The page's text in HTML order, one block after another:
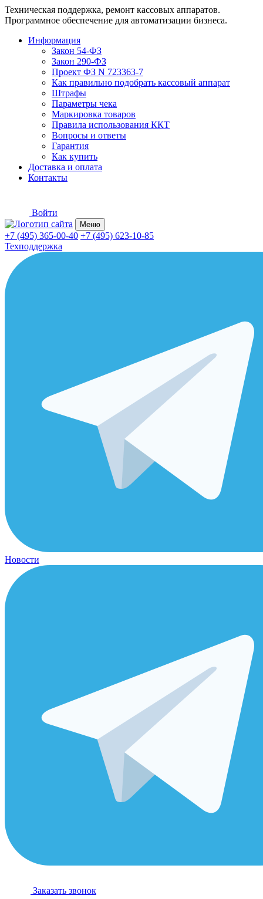
Техническая поддержка, ремонт кассовых аппаратов.
Программное обеспечение для автоматизации бизнеса.
Информация
Закон 54-ФЗ
Закон 290-ФЗ
Проект ФЗ N 723363-7
Как правильно подобрать кассовый аппарат
Штрафы
Параметры чека
Маркировка товаров
Правила использования ККТ
Вопросы и ответы
Гарантия
Как купить
Доставка и оплата
Контакты
Войти
Меню
+7 (495) 365-00-40 +7 (495) 623-10-85
Техподдержка
Новости
Заказать звонок